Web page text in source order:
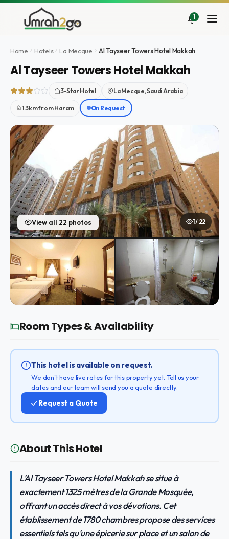
Aller
contenu
1
Home Hotels La Mecque Al Tayseer Towers Hotel Makkah
Al Tayseer Towers Hotel Makkah
3-Star Hotel La Mecque, Saudi Arabia
1.3km from Haram On Request
View all 22 photos 1 / 22
Room Types & Availability
This hotel is available on request.
We don't have live rates for this property yet. Tell us your
dates and our team will send you a quote directly.
Request a Quote
About This Hotel
L'Al Tayseer Towers Hotel Makkah se situe à
exactement 1325 mètres de la Grande Mosquée,
offrant un accès direct à vos dévotions. Cet
établissement de 1780 chambres propose des services
essentiels tels qu'une épicerie sur place et un salon de